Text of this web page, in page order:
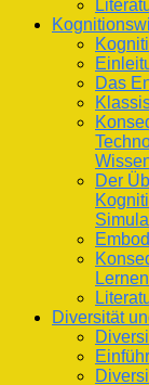
Das
Der
Diversität